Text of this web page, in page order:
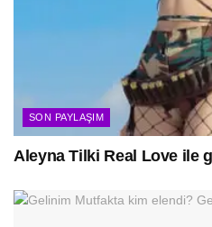
SON PAYLAŞIM
Aleyna Tilki Real Love ile